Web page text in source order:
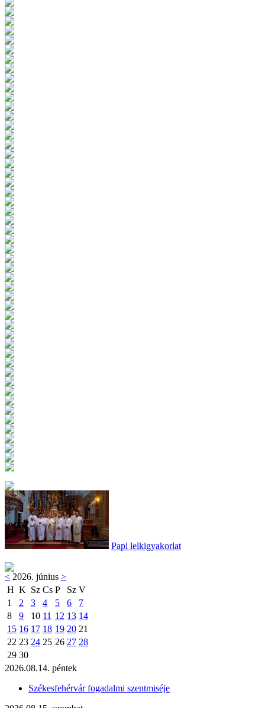
Papi lelkigyakorlat
< 2026. június >
H K Sz Cs P Sz V
1
2 3 4 5 6
7
8
9 10 11 12 13 14
15 16 17 18 19 20 21
22 23 24 25 26 27 28
29 30
2026.08.14. péntek
Székesfehérvár fogadalmi szentmiséje